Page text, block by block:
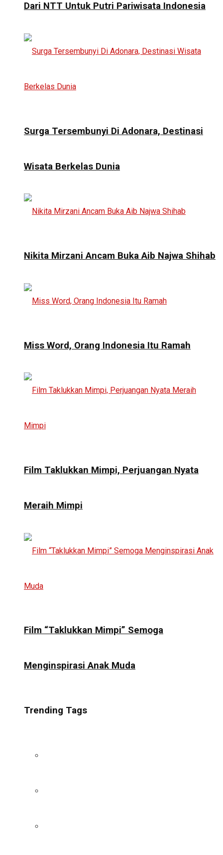
Dari NTT Untuk Putri Pariwisata Indonesia
Surga Tersembunyi Di Adonara, Destinasi
Wisata Berkelas Dunia
Nikita Mirzani Ancam Buka Aib Najwa Shihab
Miss Word, Orang Indonesia Itu Ramah
Film Taklukkan Mimpi, Perjuangan Nyata
Meraih Mimpi
Film “Taklukkan Mimpi” Semoga
Menginspirasi Anak Muda
Trending Tags